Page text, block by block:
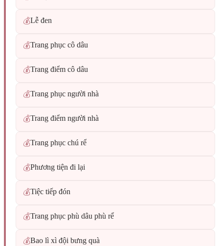
💰Lễ đen
💰Trang phục cô dâu
💰Trang điểm cô dâu
💰Trang phục người nhà
💰Trang điểm người nhà
💰Trang phục chú rể
💰Phương tiện đi lại
💰Tiệc tiếp đón
💰Trang phục phù dâu phù rể
💰Bao lì xì đội bưng quà